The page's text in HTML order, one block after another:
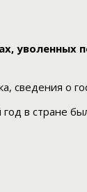
о
в стране